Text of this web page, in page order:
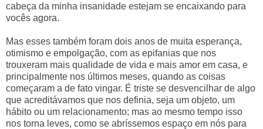
cabeça da minha insanidade estejam se encaixando para
vocês agora.
Mas esses também foram dois anos de muita esperança,
otimismo e empolgação, com as epifanias que nos
trouxeram mais qualidade de vida e mais amor em casa, e
principalmente nos últimos meses, quando as coisas
começaram a de fato vingar. É triste se desvencilhar de algo
que acreditávamos que nos definia, seja um objeto, um
hábito ou um relacionamento; mas ao mesmo tempo isso
nos torna leves, como se abríssemos espaço em nós para